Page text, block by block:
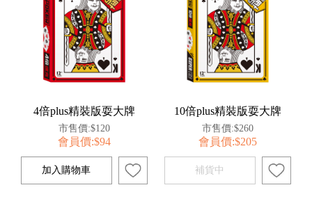
4倍plus精裝版耍大牌
市售價:$120
會員價:$94
10倍plus精裝版耍大牌
市售價:$260
會員價:$205